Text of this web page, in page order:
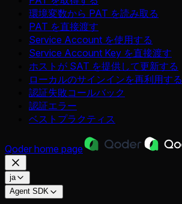
環境変数から PAT を読み取る
PAT を直接渡す
Service Account を使用する
Service Account Key を直接渡す
ホストが SAT を提供して更新する
ローカルのサインインを再利用する
認証失敗コールバック
認証エラー
ベストプラクティス
Qoder home page
ja
Agent SDK